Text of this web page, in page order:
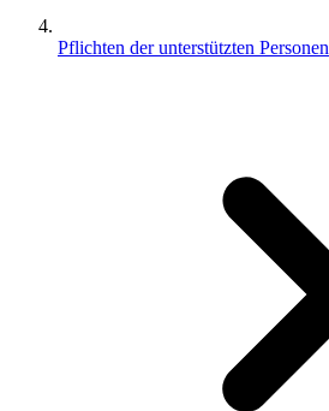
Pflichten der unterstützten Personen